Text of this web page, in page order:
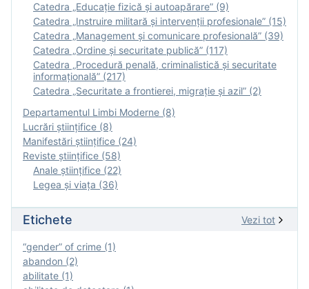
Catedra „Educație fizică şi autoapărare” (9)
Catedra „Instruire militară şi intervenţii profesionale” (15)
Catedra „Management și comunicare profesională” (39)
Catedra „Ordine și securitate publică” (117)
Catedra „Procedură penală, criminalistică și securitate
informațională” (217)
Catedra „Securitate a frontierei, migrație și azil” (2)
Departamentul Limbi Moderne (8)
Lucrări științifice (8)
Manifestări ştiinţifice (24)
Reviste ştiinţifice (58)
Anale ştiinţifice (22)
Legea şi viaţa (36)
Etichete Vezi tot
“gender” of crime (1)
abandon (2)
abilitate (1)